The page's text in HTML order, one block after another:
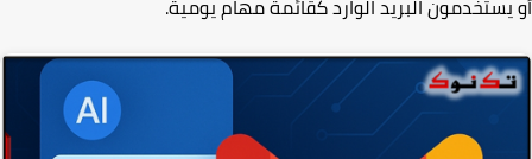
البريد الوارد كقائمة مهام يومية.